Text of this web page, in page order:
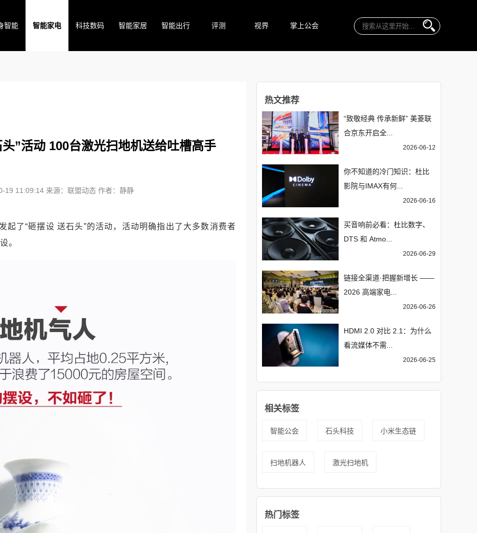
智能 智能家电 科技数码 智能家居 智能出行 评测 视界 掌上公会
”活动 100台激光扫地机送给吐槽高手
19 11:09:14 来源：联盟动态 作者：静静
起了“砸摆设 送石头”的活动，活动明确指出了大多数消费者
。
热文推荐
“致敬经典 传承新鲜” 美菱联
合京东开启全...
2026-06-12
你不知道的冷门知识：杜比
影院与IMAX有何...
2026-06-16
买音响前必看：杜比数字、
DTS 和 Atmo...
2026-06-29
链接全渠道·把握新增长 ——
2026 高端家电...
2026-06-26
HDMI 2.0 对比 2.1：为什么
看流媒体不需...
2026-06-25
相关标签
智能公会 石头科技 小米生态链
扫地机器人 激光扫地机
热门标签